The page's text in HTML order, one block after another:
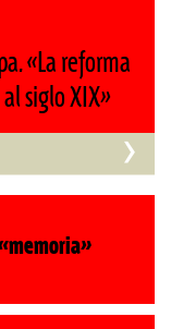
«La reforma
siglo XIX»
›